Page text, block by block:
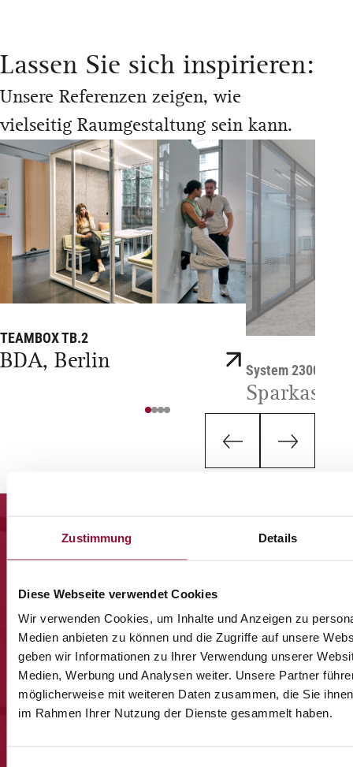
Zustimmung Details
Diese Webseite verwendet Cookies
Wir verwenden Cookies, um Inhalte und Anzeigen zu
Medien anbieten zu können und die Zugriffe auf unsere
geben wir Informationen zu Ihrer Verwendung unserer
Medien, Werbung und Analysen weiter. Unsere Partner
möglicherweise mit weiteren Daten zusammen, die Sie
im Rahmen Ihrer Nutzung der Dienste gesammelt haben.
Lassen Sie sich inspirieren:
Unsere Referenzen zeigen, wie
vielseitig Raumgestaltung sein kann.
TEAMBOX TB.2
BDA, Berlin System 2300,
Sparkasse
Jetzt anmelden und
nichts mehr
verpassen.